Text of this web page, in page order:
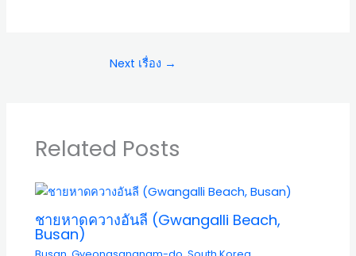
Next เรื่อง →
Related Posts
ชายหาดควางอันลี (Gwangalli Beach,
Busan)